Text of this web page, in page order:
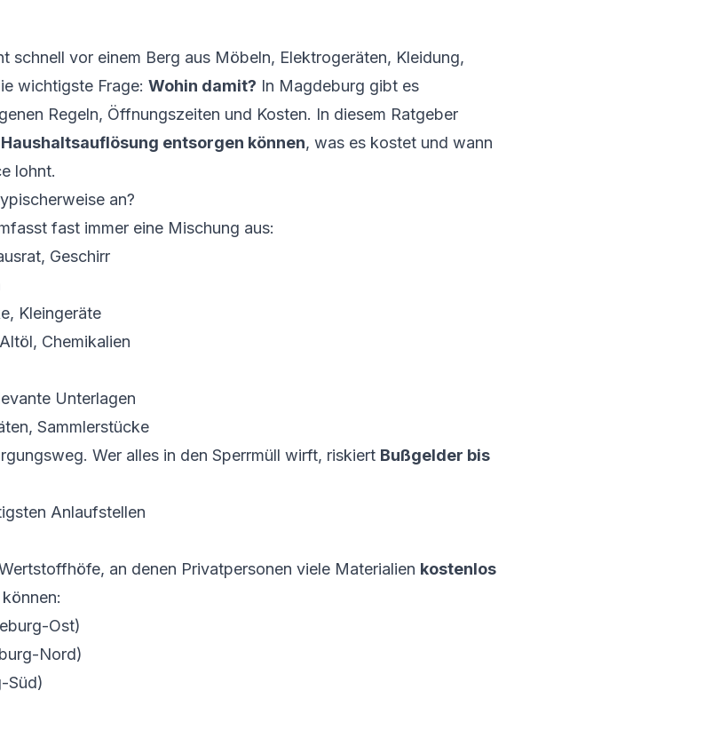
schnell vor einem Berg aus Möbeln, Elektrogeräten, Kleidung,
wichtigste Frage: Wohin damit? In Magdeburg gibt es
Regeln, Öffnungszeiten und Kosten. In diesem Ratgeber
entsorgen können, was es kostet und wann
lohnt.
an?
fast immer eine Mischung aus:
Geschirr
Kleingeräte
Chemikalien
Unterlagen
Sammlerstücke
Wer alles in den Sperrmüll wirft, riskiert Bußgelder bis
Anlaufstellen
an denen Privatpersonen viele Materialien kostenlos
Ost)
Nord)
Süd)